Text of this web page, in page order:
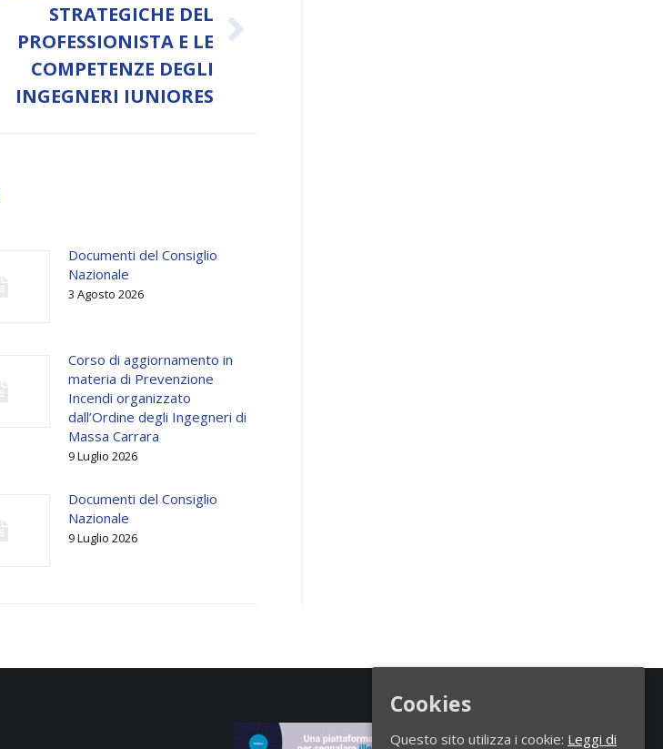
STRATEGICHE DEL
PROFESSIONISTA E LE
COMPETENZE DEGLI
INGEGNERI IUNIORES
Documenti del Consiglio
Nazionale
3 Agosto 2026
Corso di aggiornamento in
materia di Prevenzione
Incendi organizzato
dall’Ordine degli Ingegneri di
Massa Carrara
9 Luglio 2026
Documenti del Consiglio
Nazionale
9 Luglio 2026
Cookies
Questo sito utilizza i cookie: Leggi di